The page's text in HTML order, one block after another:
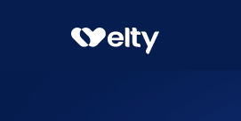
Prenota visita